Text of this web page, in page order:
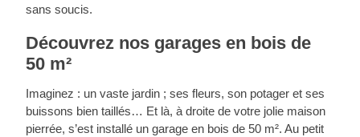
sans soucis.
Découvrez nos garages en bois de
50 m²
Imaginez : un vaste jardin ; ses fleurs, son potager et ses
buissons bien taillés… Et là, à droite de votre jolie maison
pierrée, s’est installé un garage en bois de 50 m². Au petit